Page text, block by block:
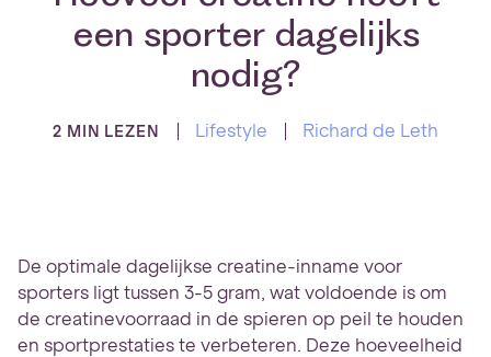
een sporter dagelijks
nodig?
2 MIN LEZEN Lifestyle Richard de Leth
De optimale dagelijkse creatine-inname voor
sporters ligt tussen 3-5 gram, wat voldoende is om
de creatinevoorraad in de spieren op peil te houden
en sportprestaties te verbeteren. Deze hoeveelheid